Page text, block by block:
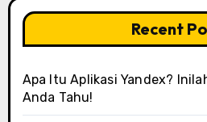
Recent
Apa Itu Aplikasi Yandex?
Anda Tahu!